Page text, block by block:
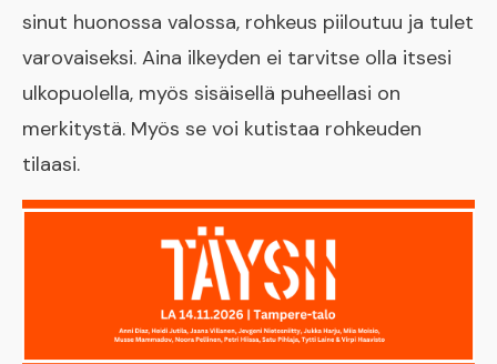
sinut huonossa valossa, rohkeus piiloutuu ja tulet
varovaiseksi. Aina ilkeyden ei tarvitse olla itsesi
ulkopuolella, myös sisäisellä puheellasi on
merkitystä. Myös se voi kutistaa rohkeuden
tilaasi.